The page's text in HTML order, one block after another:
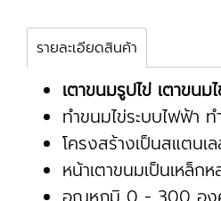
รายละเอียดสินค้า
เตาขนมรูปไข่ เตาขนม
ทำขนมไข่ระบบไฟฟ้า
โครงสร้างเป็นสแตนเ
หน้าเตาขนมเป็นเหล็ก